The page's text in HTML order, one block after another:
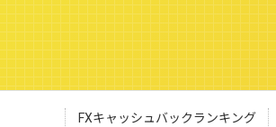
FXキャッシュバックランキング